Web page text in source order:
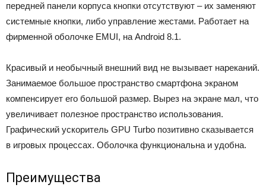
передней панели корпуса кнопки отсутствуют – их заменяют
системные кнопки, либо управление жестами. Работает на
фирменной оболочке EMUI, на Android 8.1.
Красивый и необычный внешний вид не вызывает нареканий.
Занимаемое большое пространство смартфона экраном
компенсирует его большой размер. Вырез на экране мал, что
увеличивает полезное пространство использования.
Графический ускоритель GPU Turbo позитивно сказывается
в игровых процессах. Оболочка функциональна и удобна.
Преимущества